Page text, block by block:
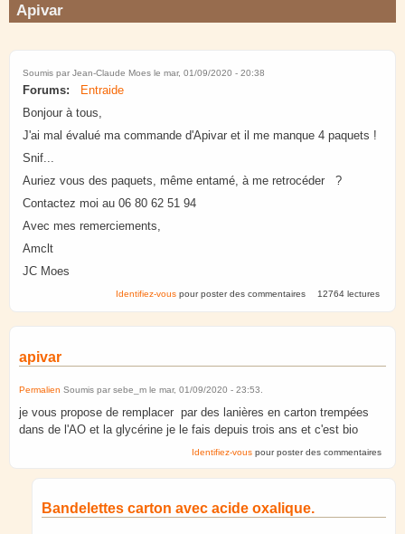
Apivar
Soumis par Jean-Claude Moes le mar, 01/09/2020 - 20:38
Forums:
Entraide
Bonjour à tous,
J'ai mal évalué ma commande d'Apivar et il me manque 4 paquets !
Snif...
Auriez vous des paquets, même entamé, à me retrocéder ?
Contactez moi au 06 80 62 51 94
Avec mes remerciements,
Amclt
JC Moes
Identifiez-vous pour poster des commentaires 12764 lectures
apivar
Permalien Soumis par sebe_m le mar, 01/09/2020 - 23:53
je vous propose de remplacer par des lanières en carton trempées
dans de l'AO et la glycérine je le fais depuis trois ans et c'est bio
Identifiez-vous pour poster des commentaires
Bandelettes carton avec acide oxalique.